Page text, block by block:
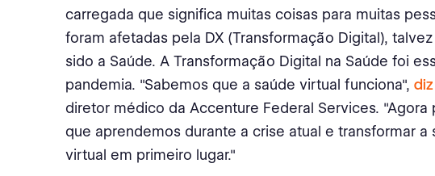
carregada que significa muitas coisas para muitas
foram afetadas pela DX (Transformação Digital),
sido a Saúde. A Transformação Digital na Saúde foi
pandemia. "Sabemos que a saúde virtual funciona", diz
diretor médico da Accenture Federal Services. "Agora
que aprendemos durante a crise atual e transformar a
virtual em primeiro lugar."